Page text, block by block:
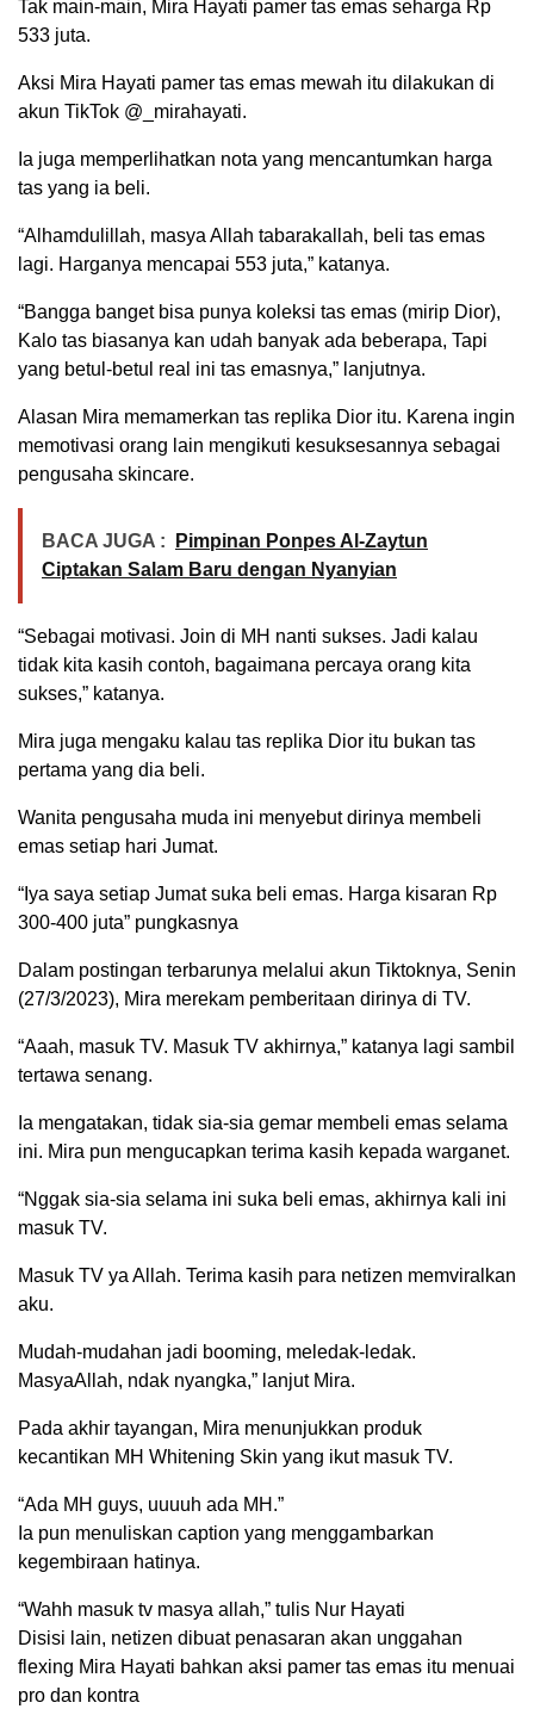
Tak main-main, Mira Hayati pamer tas emas seharga Rp
533 juta.
Aksi Mira Hayati pamer tas emas mewah itu dilakukan di
akun TikTok @_mirahayati.
Ia juga memperlihatkan nota yang mencantumkan harga
tas yang ia beli.
“Alhamdulillah, masya Allah tabarakallah, beli tas emas
lagi. Harganya mencapai 553 juta,” katanya.
“Bangga banget bisa punya koleksi tas emas (mirip Dior),
Kalo tas biasanya kan udah banyak ada beberapa, Tapi
yang betul-betul real ini tas emasnya,” lanjutnya.
Alasan Mira memamerkan tas replika Dior itu. Karena ingin
memotivasi orang lain mengikuti kesuksesannya sebagai
pengusaha skincare.
BACA JUGA :
Pimpinan Ponpes Al-Zaytun
Ciptakan Salam Baru dengan Nyanyian
“Sebagai motivasi. Join di MH nanti sukses. Jadi kalau
tidak kita kasih contoh, bagaimana percaya orang kita
sukses,” katanya.
Mira juga mengaku kalau tas replika Dior itu bukan tas
pertama yang dia beli.
Wanita pengusaha muda ini menyebut dirinya membeli
emas setiap hari Jumat.
“Iya saya setiap Jumat suka beli emas. Harga kisaran Rp
300-400 juta” pungkasnya
Dalam postingan terbarunya melalui akun Tiktoknya, Senin
(27/3/2023), Mira merekam pemberitaan dirinya di TV.
“Aaah, masuk TV. Masuk TV akhirnya,” katanya lagi sambil
tertawa senang.
Ia mengatakan, tidak sia-sia gemar membeli emas selama
ini. Mira pun mengucapkan terima kasih kepada warganet.
“Nggak sia-sia selama ini suka beli emas, akhirnya kali ini
masuk TV.
Masuk TV ya Allah. Terima kasih para netizen memviralkan
aku.
Mudah-mudahan jadi booming, meledak-ledak.
MasyaAllah, ndak nyangka,” lanjut Mira.
Pada akhir tayangan, Mira menunjukkan produk
kecantikan MH Whitening Skin yang ikut masuk TV.
“Ada MH guys, uuuuh ada MH.”
Ia pun menuliskan caption yang menggambarkan
kegembiraan hatinya.
“Wahh masuk tv masya allah,” tulis Nur Hayati
Disisi lain, netizen dibuat penasaran akan unggahan
flexing Mira Hayati bahkan aksi pamer tas emas itu menuai
pro dan kontra